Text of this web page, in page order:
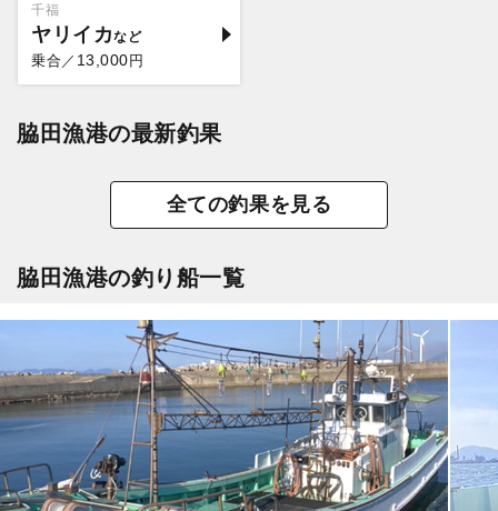
千福
ヤリイカ
乗合／ 13,000円
脇田漁港の最新釣果
全ての釣果を見る
脇田漁港の釣り船一覧